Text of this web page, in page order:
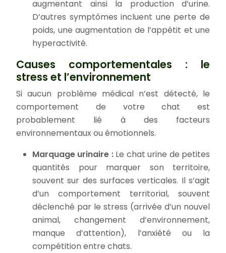
augmentant ainsi la production d’urine.
D’autres symptômes incluent une perte de
poids, une augmentation de l’appétit et une
hyperactivité.
Causes comportementales : le
stress et l’environnement
Si aucun problème médical n’est détecté, le
comportement de votre chat est
probablement lié à des facteurs
environnementaux ou émotionnels.
Marquage urinaire : Le chat urine de petites
quantités pour marquer son territoire,
souvent sur des surfaces verticales. Il s’agit
d’un comportement territorial, souvent
déclenché par le stress (arrivée d’un nouvel
animal, changement d’environnement,
manque d’attention), l’anxiété ou la
compétition entre chats.